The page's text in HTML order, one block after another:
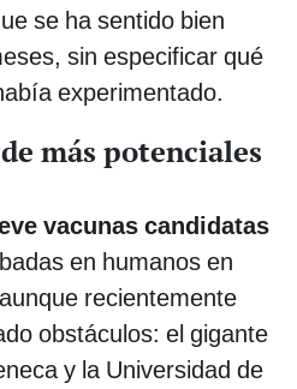
se ha sentido bien
sin especificar qué
experimentado.
más potenciales
vacunas candidatas
en humanos en
recientemente
obstáculos: el gigante
y la Universidad de